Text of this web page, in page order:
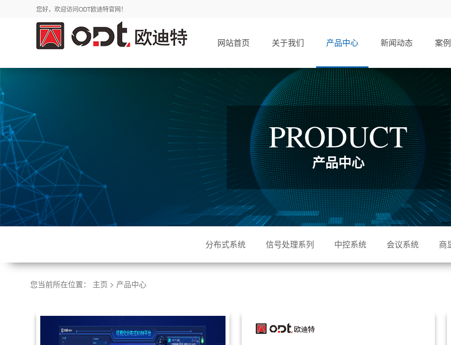
您好，欢迎访问ODT欧迪特官网！
网站首页 关于我们 产品中心 新闻动态 案
PRODUCT
产品中心
分布式系统 信号处理系列 中控系统 会议系统 商
您当前所在位置： 主页 > 产品中心